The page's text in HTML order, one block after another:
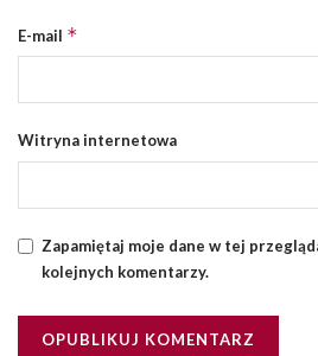
E-mail *
Witryna internetowa
Zapamiętaj moje dane w tej
kolejnych komentarzy.